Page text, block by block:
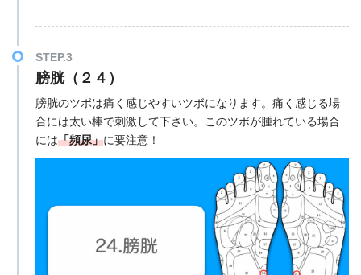
STEP.3
膀胱（２４）
膀胱のツボは痛く感じやすいツボになります。痛く感じる場
合には太い棒で刺激して下さい。このツボが腫れている場合
には「頻尿」に要注意！